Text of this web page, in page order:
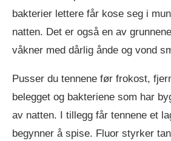
bakterier lettere får kose seg i
natten. Det er også en av
våkner med dårlig ånde og vond
Pusser du tennene før frokost,
belegget og bakteriene som har
av natten. I tillegg får tennene et
begynner å spise. Fluor styrker